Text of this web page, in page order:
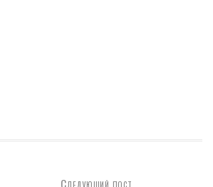
Следующий пост